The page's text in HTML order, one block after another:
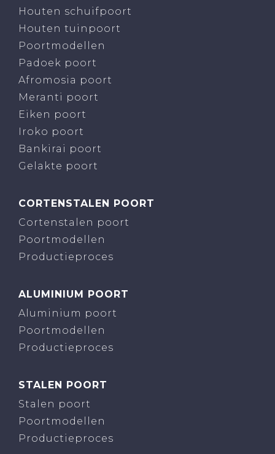
Houten schuifpoort
Houten tuinpoort
Poortmodellen
Padoek poort
Afromosia poort
Meranti poort
Eiken poort
Iroko poort
Bankirai poort
Gelakte poort
CORTENSTALEN POORT
Cortenstalen poort
Poortmodellen
Productieproces
ALUMINIUM POORT
Aluminium poort
Poortmodellen
Productieproces
STALEN POORT
Stalen poort
Poortmodellen
Productieproces